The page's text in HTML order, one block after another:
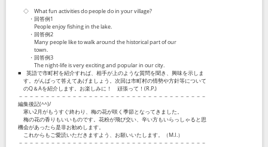
◇ What fun activities do people do in your village?
・回答例1
People enjoy fishing in the lake.
・回答例2
Many people like to walk around the historical part of our
town.
・回答例3
The night-life is very exciting and popular in our city.
■ 英語で市町村を紹介すれば、相手が上のような質問を聞き、興味を示しま
す。がんばって答えてあげましょう。次回は市町村の情勢や方針等について
のQ＆Aを紹介します。お楽しみに！ 頑張って！(R.P.)
－－－－－－－－－－－－－－－－－－－－－－－－－－－－－－－－－－－
編集後記(^^)/
寒い2月がもうすぐ終わり、梅の花が咲く季節となってきました。
梅の花の香りもいいものです。花粉が飛び交い、辛い方もいらっしゃると思
機会があったら是非お勧めします。
これからもご愛読いただきますよう、お願いいたします。（M.I.）
－－－－－－－－－－－－－－－－－－－－－－－－－－－－－－－－－－－